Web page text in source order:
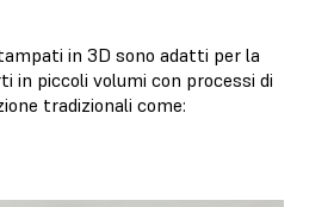
in 3D sono adatti per la
in piccoli volumi con processi di
tradizionali come: